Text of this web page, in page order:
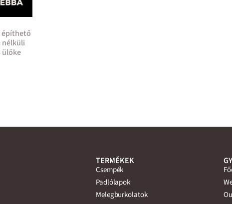
építhető
nélküli
ülőke
TERMÉKEK
Csempék
Padlólapok
Melegburkolatok